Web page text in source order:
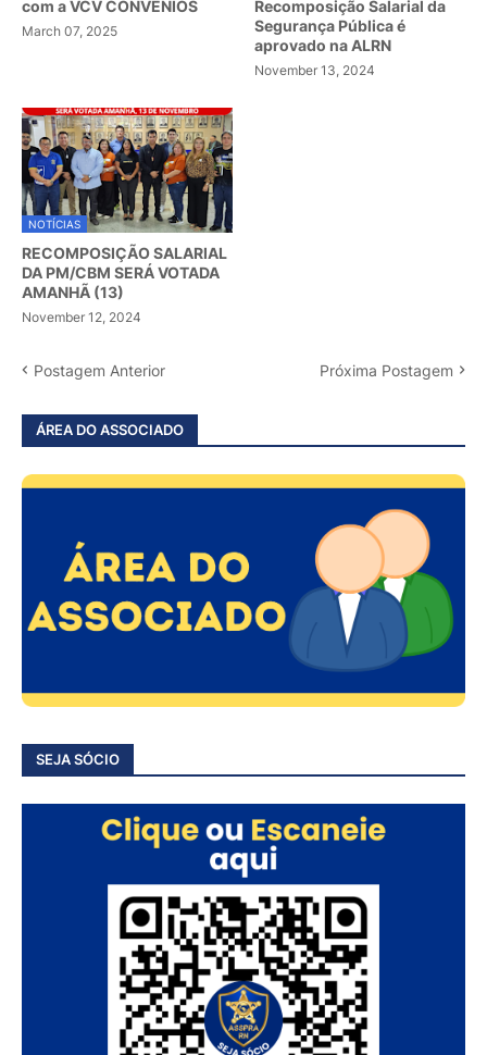
com a VCV CONVÊNIOS
March 07, 2025
Recomposição Salarial da
Segurança Pública é
aprovado na ALRN
November 13, 2024
NOTÍCIAS
RECOMPOSIÇÃO SALARIAL
DA PM/CBM SERÁ VOTADA
AMANHÃ (13)
November 12, 2024
Postagem Anterior Próxima Postagem
ÁREA DO ASSOCIADO
SEJA SÓCIO